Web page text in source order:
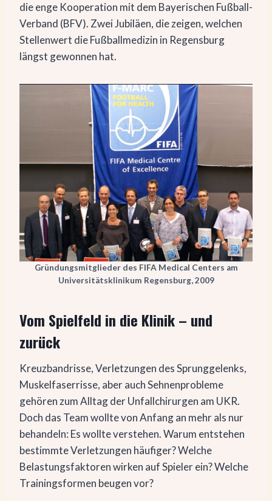
die enge Kooperation mit dem Bayerischen Fußball-
Verband (BFV). Zwei Jubiläen, die zeigen, welchen
Stellenwert die Fußballmedizin in Regensburg
längst gewonnen hat.
Gründungsmitglieder des FIFA Medical Centers am
Universitätsklinikum Regensburg, 2009
Vom Spielfeld in die Klinik – und
zurück
Kreuzbandrisse, Verletzungen des Sprunggelenks,
Muskelfaserrisse, aber auch Sehnenprobleme
gehören zum Alltag der Unfallchirurgen am UKR.
Doch das Team wollte von Anfang an mehr als nur
behandeln: Es wollte verstehen. Warum entstehen
bestimmte Verletzungen häufiger? Welche
Belastungsfaktoren wirken auf Spieler ein? Welche
Trainingsformen beugen vor?